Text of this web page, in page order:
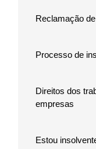
Reclamação
Processo de
Direitos dos
empresas
Estou